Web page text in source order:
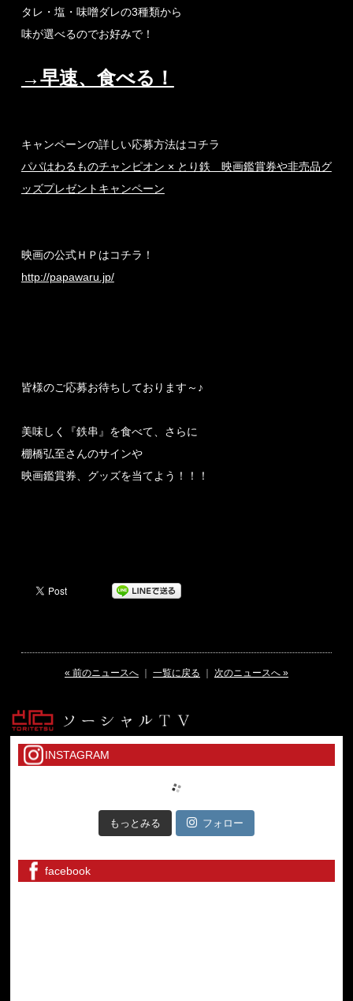
タレ・塩・味噌ダレの3種類から
味が選べるのでお好みで！
→早速、食べる！
キャンペーンの詳しい応募方法はコチラ
パパはわるものチャンピオン × とり鉄 映画鑑賞券や非売品グ
ッズプレゼントキャンペーン
映画の公式ＨＰはコチラ！
http://papawaru.jp/
皆様のご応募お待ちしております～♪
美味しく『鉄串』を食べて、さらに
棚橋弘至さんのサインや
映画鑑賞券、グッズを当てよう！！！
« 前のニュースへ 一覧に戻る 次のニュースへ »
INSTAGRAM
もっとみる フォロー
facebook